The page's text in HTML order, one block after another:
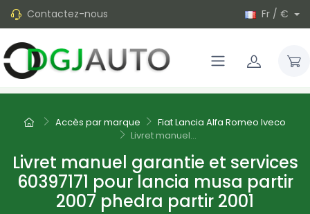
Contactez-nous Fr / €
Accès par marque
Fiat Lancia Alfa Romeo Iveco
Livret manuel...
Livret manuel garantie et services
60397171 pour lancia musa partir
2007 phedra partir 2001